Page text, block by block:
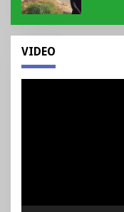
VIDEO